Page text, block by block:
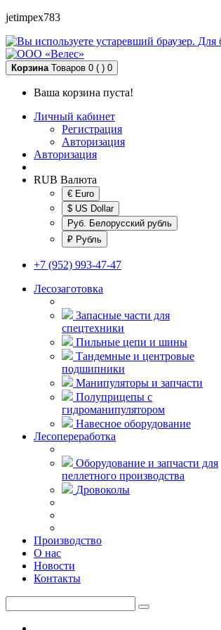
jetimpex783
Корзина Товаров 0 ( ) 0
Ваша корзина пуста!
Личный кабинет
Регистрация
Авторизация
Авторизация
RUB Валюта
€ Euro
$ US Dollar
Руб. Белорусский рубль
₽ Рубль
+7 (952) 993-47-47
Лесозаготовка
Запасные части для
спецтехники
Пильные цепи и шины
Тандемные и центровые
подшипники
Манипуляторы и запчасти
Полуприцепы с
гидроманипулятором
Навесное оборудование
Лесопереработка
Оборудование и запчасти для
пеллетного производства
Дровоколы
Производство
О нас
Новости
Контакты